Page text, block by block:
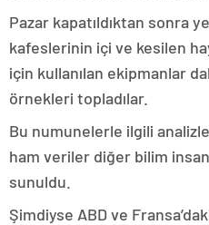
Pazar kapatıldıktan sonra
kafeslerinin içi ve kesilen
için kullanılan ekipmanlar
örnekleri topladılar.
Bu numunelerle ilgili
ham veriler diğer bilim
sunuldu.
Şimdiyse ABD ve